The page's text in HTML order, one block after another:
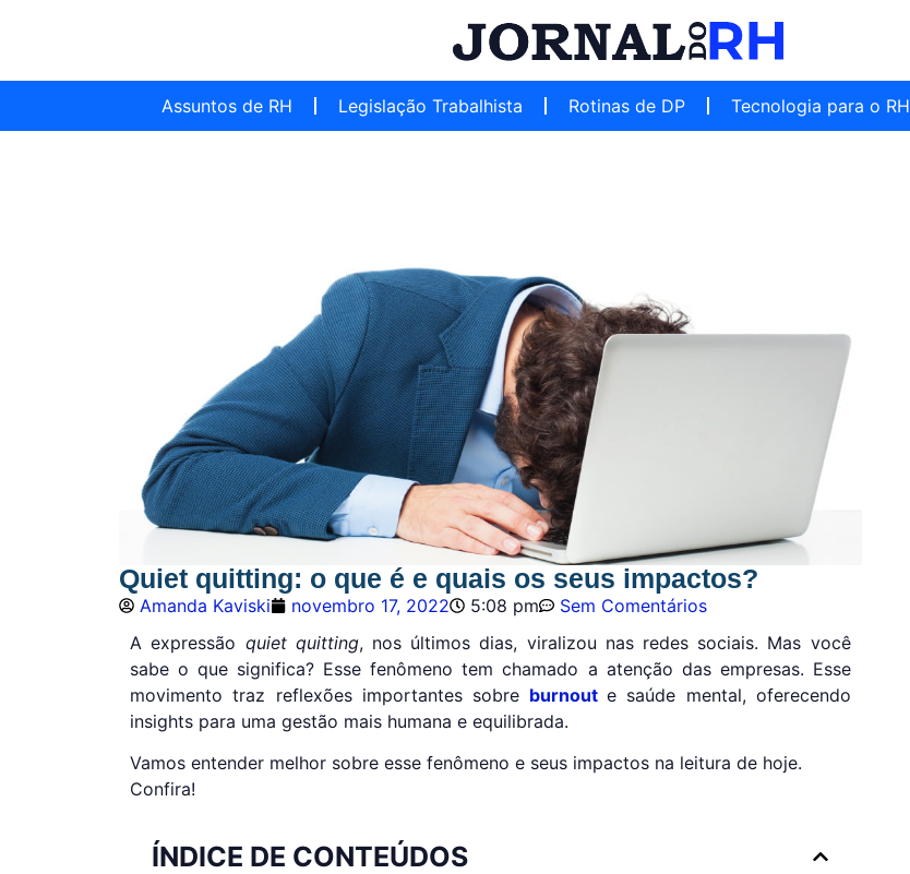
Assuntos de RH Legislação Trabalhista Rotinas de DP Tecnologia para o RH
Quiet quitting: o que é e quais os seus impactos?
Amanda Kaviski novembro 17, 2022 5:08 pm
Sem Comentários
A expressão quiet quitting, nos últimos dias, viralizou nas redes sociais. Mas você
sabe o que significa? Esse fenômeno tem chamado a atenção das empresas. Esse
movimento traz reflexões importantes sobre burnout e saúde mental, oferecendo
insights para uma gestão mais humana e equilibrada.
Vamos entender melhor sobre esse fenômeno e seus impactos na leitura de hoje.
Confira!
ÍNDICE DE CONTEÚDOS